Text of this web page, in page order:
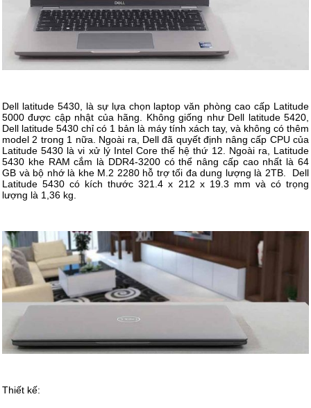
Dell latitude 5430, là sự lựa chọn laptop văn phòng cao cấp Latitude
5000 được cập nhật của hãng. Không giống như Dell latitude 5420,
Dell latitude 5430 chỉ có 1 bản là máy tính xách tay, và không có thêm
model 2 trong 1 nữa. Ngoài ra, Dell đã quyết định nâng cấp CPU của
Latitude 5430 là vi xử lý Intel Core thế hệ thứ 12. Ngoài ra, Latitude
5430 khe RAM cắm là DDR4-3200 có thể nâng cấp cao nhất là 64
GB và bộ nhớ là khe M.2 2280 hỗ trợ tối đa dung lượng là 2TB. Dell
Latitude 5430 có kích thước 321.4 x 212 x 19.3 mm và có trọng
lượng là 1,36 kg.
Thiết kế: